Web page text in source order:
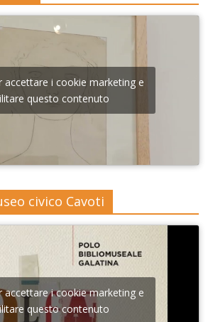
accettare i cookie marketing e
questo contenuto
civico Cavoti
accettare i cookie marketing e
questo contenuto